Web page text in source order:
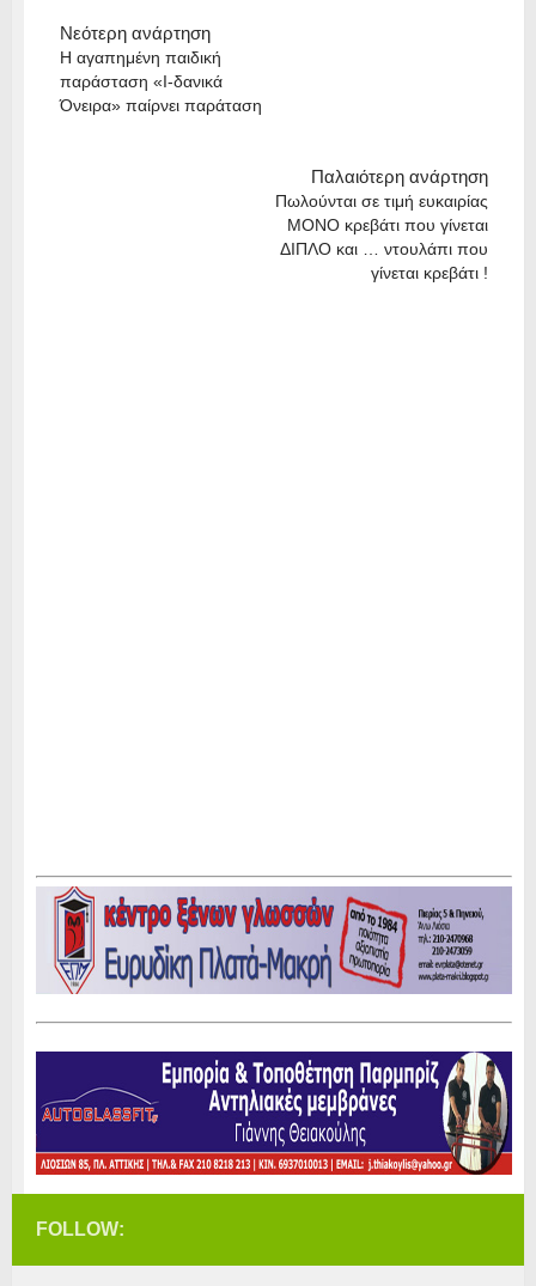
Νεότερη ανάρτηση
Η αγαπημένη παιδική
παράσταση «Ι-δανικά
Όνειρα» παίρνει παράταση
Παλαιότερη ανάρτηση
Πωλούνται σε τιμή ευκαιρίας
ΜΟΝΟ κρεβάτι που γίνεται
ΔΙΠΛΟ και … ντουλάπι που
γίνεται κρεβάτι !
FOLLOW: